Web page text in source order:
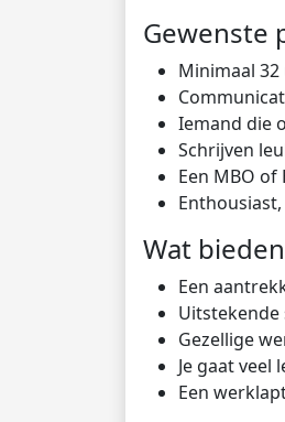
Gewenste
Minimaal
Iemand die
Schrijven
Een MBO
Wat
Een
Gezellige
Je gaat veel
Een